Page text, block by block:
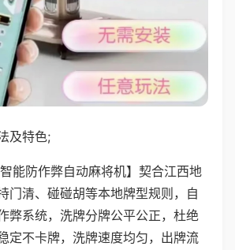
及特色;
智能防作弊自动麻将机】契合江西地
门清、碰碰胡等本地牌型规则，自
弊系统，洗牌分牌公平公正，杜绝
定不卡牌，洗牌速度均匀，出牌流